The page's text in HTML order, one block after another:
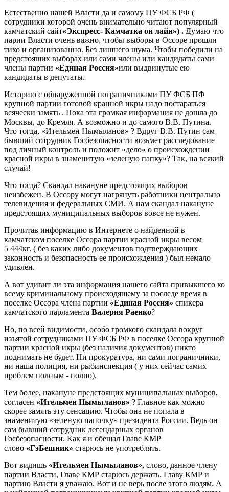
Естественно нашей Власти да и самому ПУ ФСБ РФ (
сотрудники которой очень внимательно читают популярный
камчатский сайт«Экспресс- Камчатка он лайн») . Думаю что
парии Власти очень важно, чтобы выборы в Оссоре прошли
тихо и организованно. Без лишнего шума. Чтобы победили на
предстоящих выборах или сами члены или кандидаты сами
члены партии «Единая Россия»или выдвинутые ею
кандидаты в депутаты.
Историю с обнаруженной пограничниками ПУ ФСБ ПФ
крупной партии готовой кранной икры надо постараться
всячески замять . Пока эта громкая информация не дошла до
Москвы, до Кремля. А возможно и до самого В.В. Путина.
Что тогда, «Ительмен Нымыланов» ? Вдруг В.В. Путин сам
бывший сотрудник Госбезопасности возьмет расследование
под личный контроль и положит «дело» о происхождении
красной икры в знаменитую «зеленую папку»? Так, на всякий
случай!
Что тогда? Скандал накануне предстоящих выборов
неизбежен. В Оссору могут нагрянуть работники центрально
телевидения и федеральных СМИ. А нам скандал накануне
предстоящих муниципальных выборов вовсе не нужен.
Прочитав информацию в Интернете о найденной в
камчатском поселке Оссора партии красной икры весом
5 444кг. ( без каких либо документов подтверждающих
законность и безопасность ее происхождения ) был немало
удивлен.
А вот удивит ли эта информация нашего сайта привыкшего ко
всему криминальному происходящему за последе время в
поселке Оссора члена партии «Единая Россия» спикера
камчатского парламента Валерия Раенко?
Но, по всей видимости, особо громкого скандала вокруг
изъятой сотрудниками ПУ ФСБ РФ в поселке Оссора крупной
партии красной икры (без наличия документов) никто
поднимать не будет. Ни прокуратура, ни сами пограничники,
ни наша полиция, ни рыбинспекция ( у них сейчас самих
проблем полным - полно).
Тем более, накануне предстоящих муниципальных выборов,
согласен «Ительмен Нымыланов» ? Главное как можно
скорее замять эту сенсацию. Чтобы она не попала в
знаменитую «зеленую папочку» президента России. Ведь он
сам бывший сотрудник легендарных органов
Госбезопасности. Как я и обещал Главе КМР
слово «ГэБешник» старюсь не употреблять.
Вот видишь «Ительмен Нымыланов», слово, данное члену
партии Власти, Главе КМР старюсь держать. Главу КМР и
партию Власти я уважаю. Вот и не верь после этого людям. А